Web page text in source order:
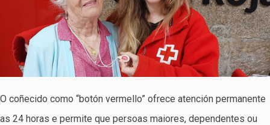
O coñecido como “botón vermello” ofrece atención permanente
as 24 horas e permite que persoas maiores, dependentes ou